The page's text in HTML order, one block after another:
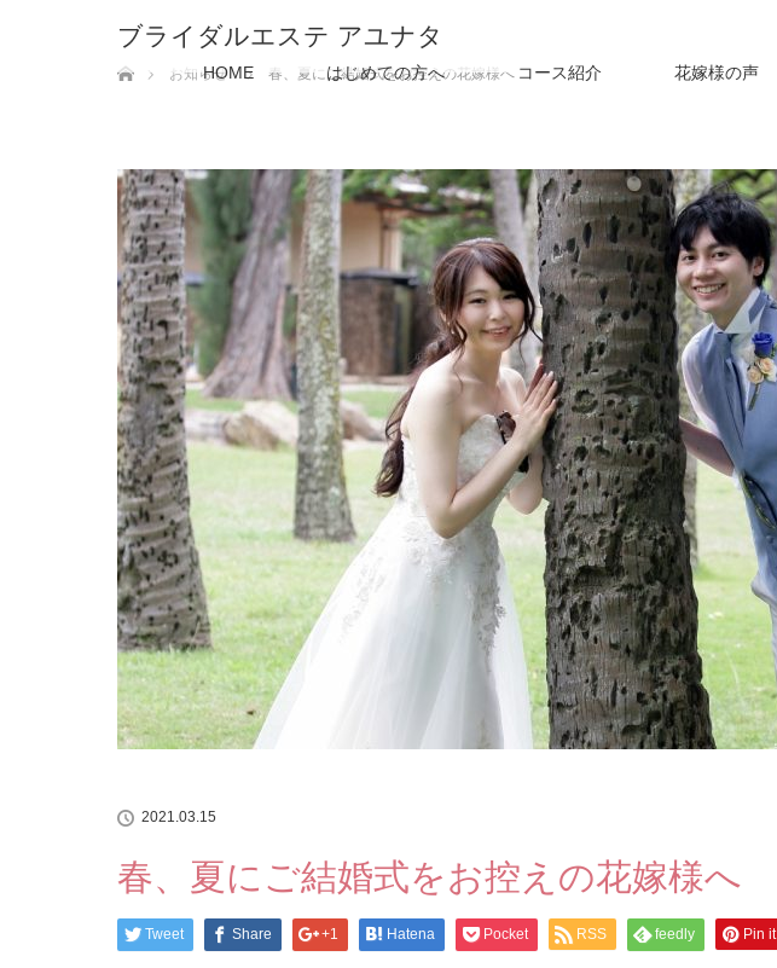
ブライダルエステ アユナタ
HOME はじめての方へ コース紹介 花嫁様の声
ホーム
お知らせ
春、夏にご結婚式をお控えの花嫁様へ
2021.03.15
春、夏にご結婚式をお控えの花嫁様へ
Tweet Share +1 Hatena Pocket RSS feedly Pin it